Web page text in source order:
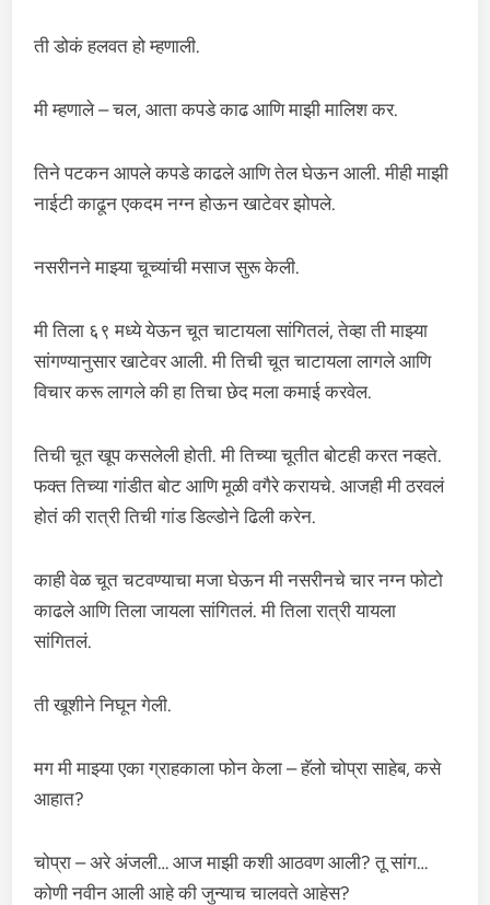
ती डोकं हलवत हो म्हणाली.
मी म्हणाले – चल, आता कपडे काढ आणि माझी मालिश कर.
तिने पटकन आपले कपडे काढले आणि तेल घेऊन आली. मीही माझी
नाईटी काढून एकदम नग्न होऊन खाटेवर झोपले.
नसरीनने माझ्या चूच्यांची मसाज सुरू केली.
मी तिला ६९ मध्ये येऊन चूत चाटायला सांगितलं, तेव्हा ती माझ्या
सांगण्यानुसार खाटेवर आली. मी तिची चूत चाटायला लागले आणि
विचार करू लागले की हा तिचा छेद मला कमाई करवेल.
तिची चूत खूप कसलेली होती. मी तिच्या चूतीत बोटही करत नव्हते.
फक्त तिच्या गांडीत बोट आणि मूळी वगैरे करायचे. आजही मी ठरवलं
होतं की रात्री तिची गांड डिल्डोने ढिली करेन.
काही वेळ चूत चटवण्याचा मजा घेऊन मी नसरीनचे चार नग्न फोटो
काढले आणि तिला जायला सांगितलं. मी तिला रात्री यायला
सांगितलं.
ती खूशीने निघून गेली.
मग मी माझ्या एका ग्राहकाला फोन केला – हॅलो चोप्रा साहेब, कसे
आहात?
चोप्रा – अरे अंजली… आज माझी कशी आठवण आली? तू सांग…
कोणी नवीन आली आहे की जुन्याच चालवते आहेस?